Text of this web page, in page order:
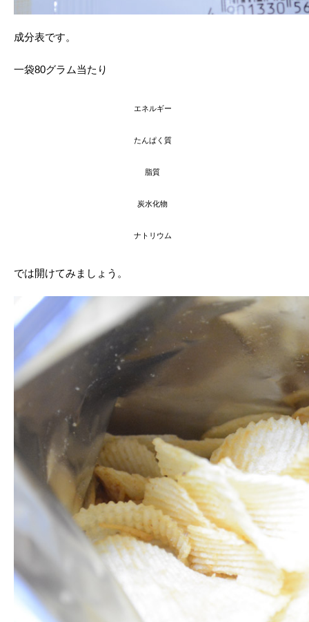
成分表です。
一袋80グラム当たり
エネルギー
たんぱく質
脂質
炭水化物
ナトリウム
では開けてみましょう。